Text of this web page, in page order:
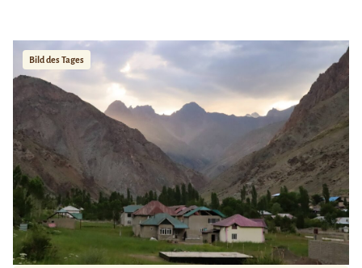
Bild des Tages